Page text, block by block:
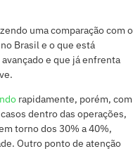
uma comparação com o
Brasil e o que está
e que já enfrenta
rapidamente, porém, com
dentro das operações,
torno dos 30% a 40%,
Outro ponto de atenção